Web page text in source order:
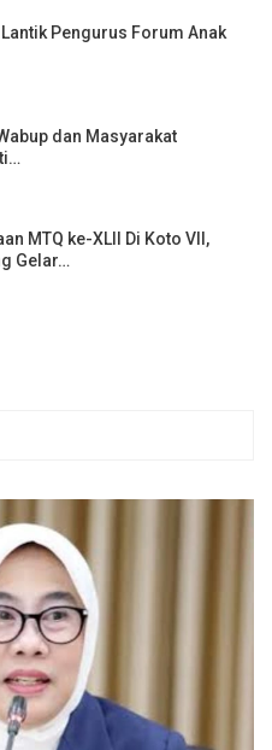
Pengurus Forum Anak
dan Masyarakat
MTQ ke-XLII Di Koto VII,
Gelar…